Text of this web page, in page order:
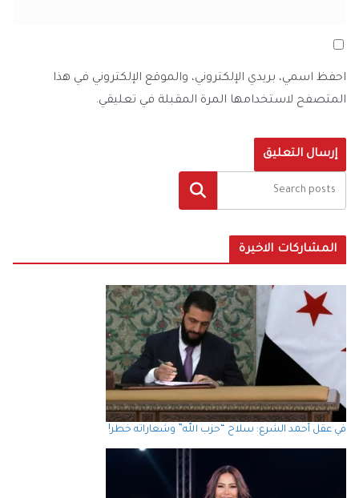
احفظ اسمي، بريدي الإلكتروني، والموقع الإلكتروني في هذا
المتصفح لاستخدامها المرة المقبلة في تعليقي.
البحث
المشاركات الاخيرة
في عقل أحمد الشرع: سلاح “حزب الله” وشعاراته خطر!